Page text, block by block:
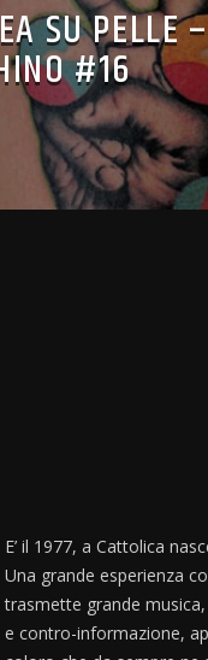
SU PELLE –
#16
E’ il 1977, a Cattolica
Una grande esperienza
trasmette grande
e contro-informazione,